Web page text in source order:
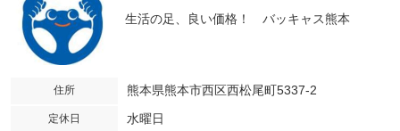
生活の足、良い価格！ バッキャス熊本
住所 熊本県熊本市西区西松尾町5337-2
定休日 水曜日